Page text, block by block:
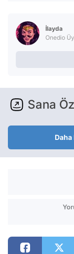
İlayda
Onedio
Sana